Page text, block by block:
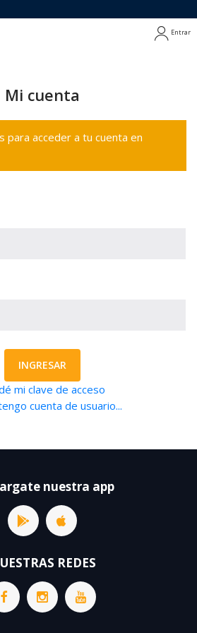
Entrar
Mi cuenta
para acceder a tu cuenta en
INGRESAR
mi clave de acceso
cuenta de usuario...
nuestra app
REDES